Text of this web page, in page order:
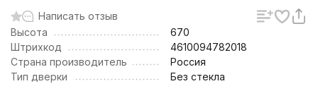
Написать отзыв
Высота
670
Штрихкод
4610094782018
Страна производитель
Россия
Тип дверки
Без стекла